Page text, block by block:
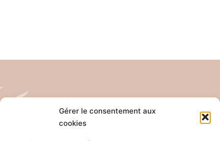
Gérer le consentement aux
cookies
Tél: 04 26 65 32 19